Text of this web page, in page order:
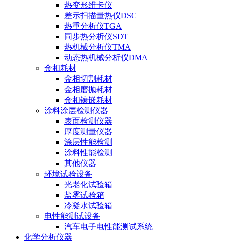
热变形维卡仪
差示扫描量热仪DSC
热重分析仪TGA
同步热分析仪SDT
热机械分析仪TMA
动态热机械分析仪DMA
金相耗材
金相切割耗材
金相磨抛耗材
金相镶嵌耗材
涂料涂层检测仪器
表面检测仪器
厚度测量仪器
涂层性能检测
涂料性能检测
其他仪器
环境试验设备
光老化试验箱
盐雾试验箱
冷凝水试验箱
电性能测试设备
汽车电子电性能测试系统
化学分析仪器